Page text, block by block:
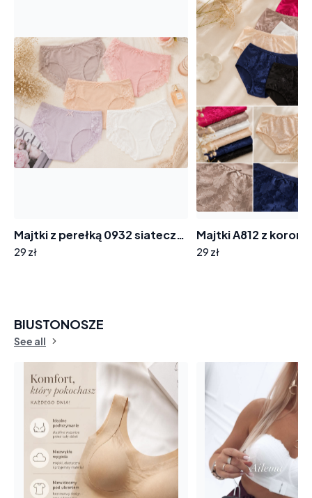
Majtki z perełką 0932 siateczka
29 zł
Majtki A812 z
29 zł
BIUSTONOSZE
See all